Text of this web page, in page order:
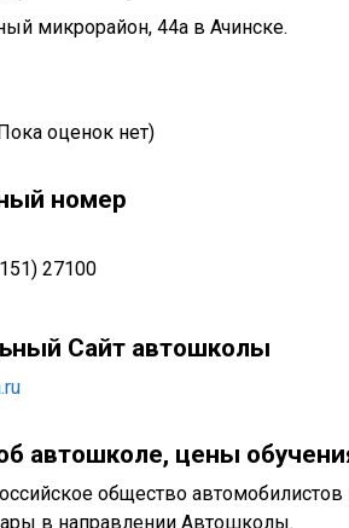
микрорайон, 44а в Ачинске.
оценок нет)
номер
27100
Сайт автошколы
автошколе, цены
общество автомобилистов
в направлении Автошколы.